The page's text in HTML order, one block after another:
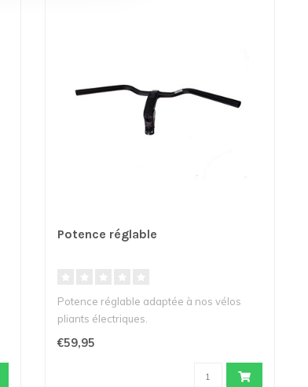
Potence réglable
Potence réglable adaptée à nos vélos
pliants électriques.
€59,95